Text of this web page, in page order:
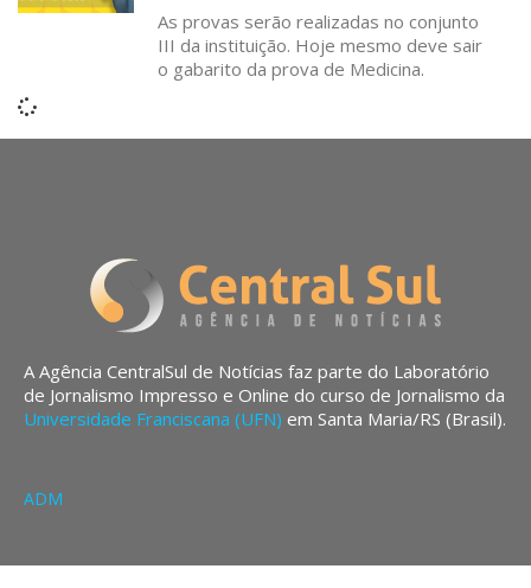
As provas serão realizadas no conjunto
III da instituição. Hoje mesmo deve sair
o gabarito da prova de Medicina.
A Agência CentralSul de Notícias faz parte do Laboratório
de Jornalismo Impresso e Online do curso de Jornalismo da
Universidade Franciscana (UFN) em Santa Maria/RS (Brasil).
ADM